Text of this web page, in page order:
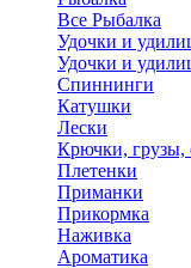
Все Рыбалка
Удочки и
Удочки и
Спиннинги
Катушки
Лески
Крючки, грузы,
Плетенки
Приманки
Прикормка
Наживка
Ароматика